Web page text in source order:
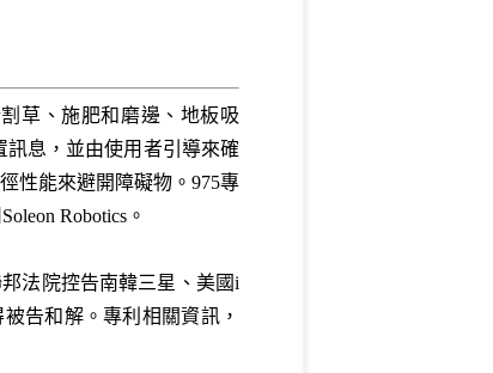
草、施肥和磨邊、地板吸
息，並由使用者引導來確
性能來避開障礙物。975專
Robotics。
邦法院控告南韓三星、美國i
告和解。專利相關資訊，